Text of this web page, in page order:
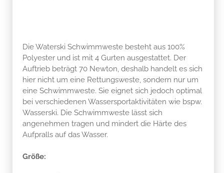
Die Waterski Schwimmweste besteht aus 100%
Polyester und ist mit 4 Gurten ausgestattet. Der
Auftrieb beträgt 70 Newton, deshalb handelt es sich
hier nicht um eine Rettungsweste, sondern nur um
eine Schwimmweste. Sie eignet sich jedoch optimal
bei verschiedenen Wassersportaktivitäten wie bspw.
Wasserski. Die Schwimmweste lässt sich
angenehmen tragen und mindert die Härte des
Aufpralls auf das Wasser.
Größe: